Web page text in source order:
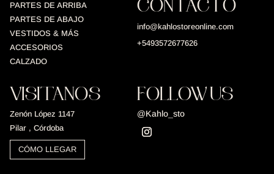
PARTES DE ARRIBA
PARTES DE ABAJO
VESTIDOS & MÁS
ACCESORIOS
CALZADO
CONTACTO
info@kahlostoreonline.com
+5493572677626
VISITANOS
Zenón López 1147
Pilar , Córdoba
CÓMO LLEGAR
FOLLOW US
@Kahlo_sto